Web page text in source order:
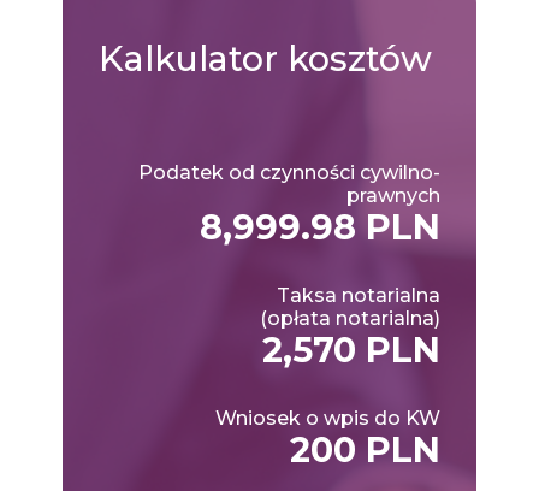
Kalkulator kosztów
Podatek od czynności cywilno-
prawnych
8,999.98 PLN
Taksa notarialna
(opłata notarialna)
2,570 PLN
Wniosek o wpis do KW
200 PLN